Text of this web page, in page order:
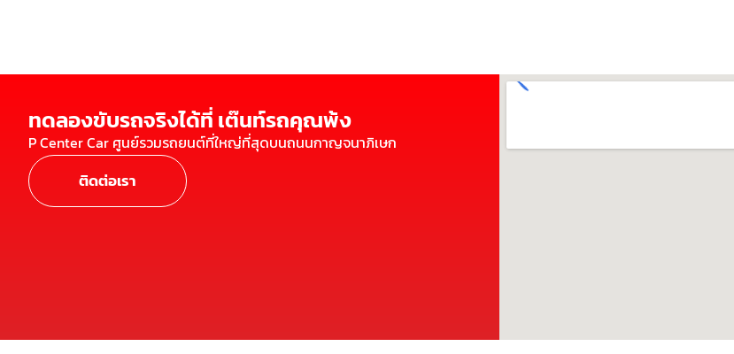
ทดลองขับรถจริงได้ที่ เต๊นท์รถคุณพ้ง
P Center Car ศูนย์รวมรถยนต์ที่ใหญ่ที่สุดบนถนนกาญจนาภิเษก
ติดต่อเรา